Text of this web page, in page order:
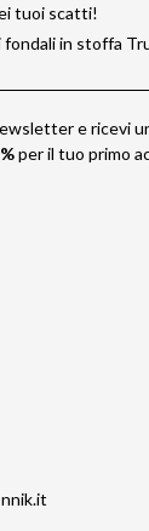
tuoi scatti!
fondali in stoffa
e ricevi
per il tuo primo